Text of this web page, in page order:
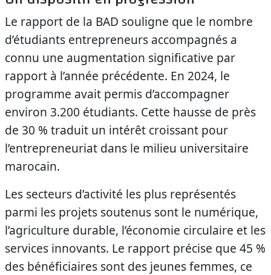
Le rapport de la BAD souligne que le nombre
d’étudiants entrepreneurs accompagnés a
connu une augmentation significative par
rapport à l’année précédente. En 2024, le
programme avait permis d’accompagner
environ 3.200 étudiants. Cette hausse de près
de 30 % traduit un intérêt croissant pour
l’entrepreneuriat dans le milieu universitaire
marocain.
Les secteurs d’activité les plus représentés
parmi les projets soutenus sont le numérique,
l’agriculture durable, l’économie circulaire et les
services innovants. Le rapport précise que 45 %
des bénéficiaires sont des jeunes femmes, ce